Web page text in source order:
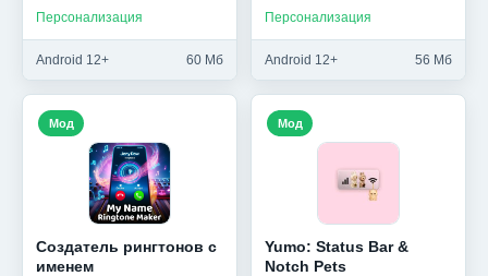
Персонализация
Android 12+ 60 Мб
Персонализация
Android 12+ 56 Мб
Создатель рингтонов с
именем
Мод
Yumo: Status Bar &
Notch Pets
Мод